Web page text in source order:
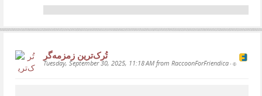
تُرک‌ترین زمزمەگر
Tuesday, September 30, 2025, 11:18 AM from RaccoonForFriendica •